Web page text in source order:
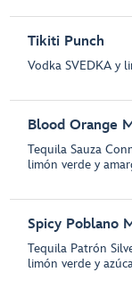
Tikiti Punch
Vodka SVEDKA y
Blood Orange
Tequila Sauza
limón verde y
Spicy Poblano
Tequila Patrón
limón verde y